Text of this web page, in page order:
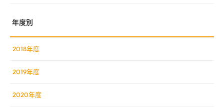
年度別
2018年度
2019年度
2020年度